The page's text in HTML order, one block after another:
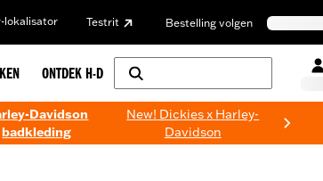
lokalisator Testrit Bestelling volgen
ONTDEK H-D
Davidson
badkleding
New! Dickies x Harley-
Davidson